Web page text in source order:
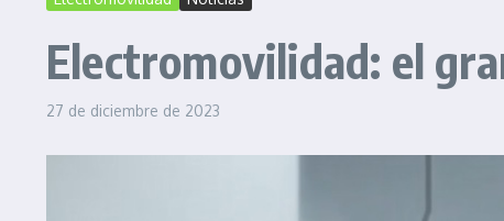
Electromovilidad: el
27 de diciembre de 2023